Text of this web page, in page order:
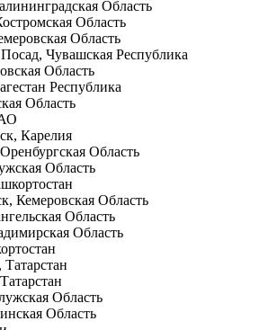
Область
Область
Область
Чувашская Республика
Область
Республика
Область
Карелия
Область
Область
Кемеровская Область
Область
Область
Область
Область